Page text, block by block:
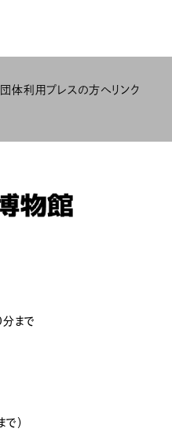
団体利用 プレスの方へリンク
まで
）